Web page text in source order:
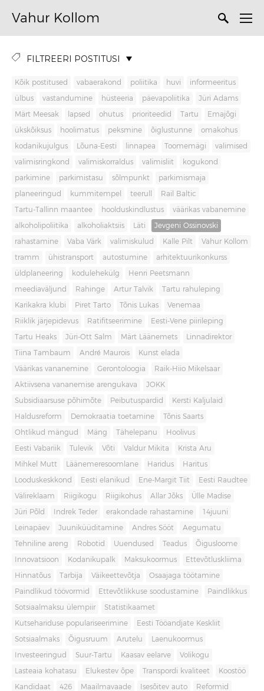
Vahur Kollom
FILTREERI POSTITUSI
Kõik postitused vabaerakond poliitika huvi informeeritus
ülbus vastandumine hüsteeria päevapoliitika Jüri Adams
Märt Meesak lapsed ohutus prioriteedid Tartu Emajõgi
ükskõiksus hoolimatus peksmine õiglustunne omakohus
kodanikujulgus Lõuna-Eesti linnapea Toomemägi valimised
valimisringkond valimiskorraldus valimisliit kogukond
parkimine parkimistasu sõlmpunkt parkimismaja
planeeringud kummitempel teerull Rail Baltic
Tartu-Tallinn maantee hoolduskindlustus väärikas vabanemine
alkoholipoliitika alkoholiaktsiis Läti Jevgeni Ossinovski
rahastamine Vaba Värk valimiskulud Kalle Pilt Vahur Kollom
tramm ühistransport autostumine arhitektuurikonkurss
üldplaneering kodulehekülg Henri Peetsmann
meediaväljund Rahinge Artur Talvik Tartu rahuleping
Karikakra klubi Piret Tarto Tõnis Lukas Venemaa
Riiklik järjepidevus Ratifitseerimine Eesti-Vene piirileping
Tartu Heaks Jüri-Ott Salm Märt Läänemets Linnadirektor
Tiina Tambaum André Maurois Kunst elada
Väärikas vananemine Gerontoloogia Raik-Hiio Mikelsaar
Aktiivsena vananemise arengukava JOKK
Subsidiaarsuse põhimõte Peibutuspardid Kersti Kaljulaid
Haldusreform Demokraatia toetamine Tõnis Saarts
Ohtlikud mängud Mäng Tähelepanu Hoolivus
Eesti Vabariik Tulevik Võti Valdur Mikita Krista Aru
Mihkel Mutt Läänemeresoomlane Haridus Haritus
Looduskeskkond Eesti elanikud Ene-Margit Tiit Eesti Raudtee
Välireklaam Riigikogu Riigikohus Allar Jõks Ülle Madise
Jüri Põld Indrek Teder erakondade rahastamine 14juuni
Leinapäev Juuniküüditamine Andres Sööt Aegumatu
Tehniline areng Robotid Uuendused Teadus Õigusloome
Innovatsioon Kodanikupalk Maksukoormus Ettevõtluskliima
Hinnatõus Tarbija Väikeettevõtja Osaajaga töötamine
Paindlikud töövormid Ettevõtlikkuse soodustamine Paindlikkus
Sotsiaalmaksu ülempiir Statistikaamet
Kutsehariduse populariseerimine Eesti Tööandjate Keskliit
Sotsiaalmaks Õigusruum Arutelu Laenukoormus
Investeeringud Suur-Tartu Kaasav eelarve Volikogu
Lasteaia kohatasu Elukestev õpe Transpordi kvaliteet Koostöö
Kandidaat 426 Maailmavaade Isesõitev auto Reformid